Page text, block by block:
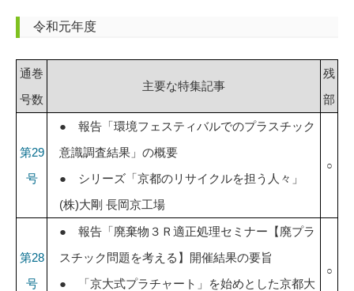
令和元年度
通巻
号数
主要な特集記事
残
部
第29
号
● 報告「環境フェスティバルでのプラスチック
意識調査結果」の概要
● シリーズ「京都のリサイクルを担う人々」
(株)大剛 長岡京工場
○
第28
号
● 報告「廃棄物３Ｒ適正処理セミナー【廃プラ
スチック問題を考える】開催結果の要旨
● 「京大式プラチャート」を始めとした京都大
○